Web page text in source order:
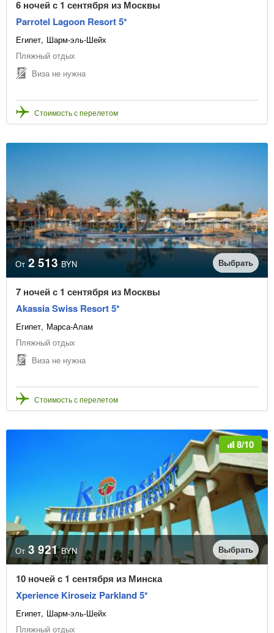
6 ночей с 1 сентября из Москвы
Parrotel Lagoon Resort 5*
Египет Шарм-эль-Шейх
Пляжный отдых
Виза не нужна
Стоимость с перелетом
От 2 513 BYN Выбрать
7 ночей с 1 сентября из Москвы
Akassia Swiss Resort 5*
Египет Марса-Алам
Пляжный отдых
Виза не нужна
Стоимость с перелетом
8/10
От 3 921 BYN Выбрать
10 ночей с 1 сентября из Минска
Xperience Kiroseiz Parkland 5*
Египет Шарм-эль-Шейх
Пляжный отдых